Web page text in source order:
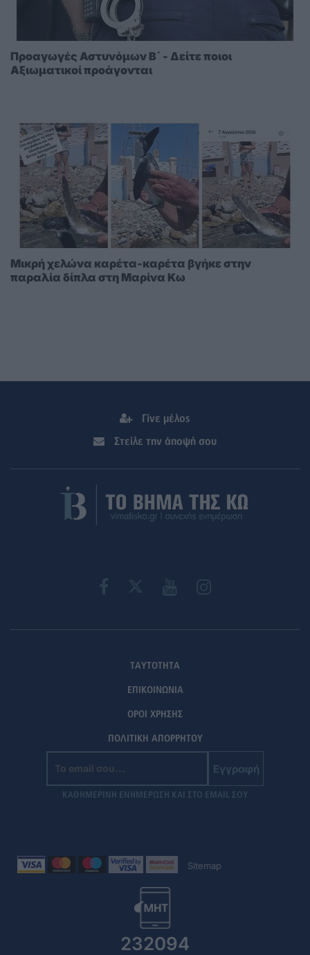
Προαγωγές Αστυνόμων Β΄ - Δείτε ποιοι
Αξιωματικοί προάγονται
Μικρή χελώνα καρέτα-καρέτα βγήκε στην
παραλία δίπλα στη Μαρίνα Κω
Γίνε μέλος
Στείλε την άποψή σου
ΤΑΥΤΟΤΗΤΑ
ΕΠΙΚΟΙΝΩΝΙΑ
ΟΡΟΙ ΧΡΗΣΗΣ
ΠΟΛΙΤΙΚΗ ΑΠΟΡΡΗΤΟΥ
Εγγραφή
ΚΑΘΗΜΕΡΙΝΗ ΕΝΗΜΕΡΩΣΗ ΚΑΙ ΣΤΟ EMAIL ΣΟΥ
Sitemap
232094